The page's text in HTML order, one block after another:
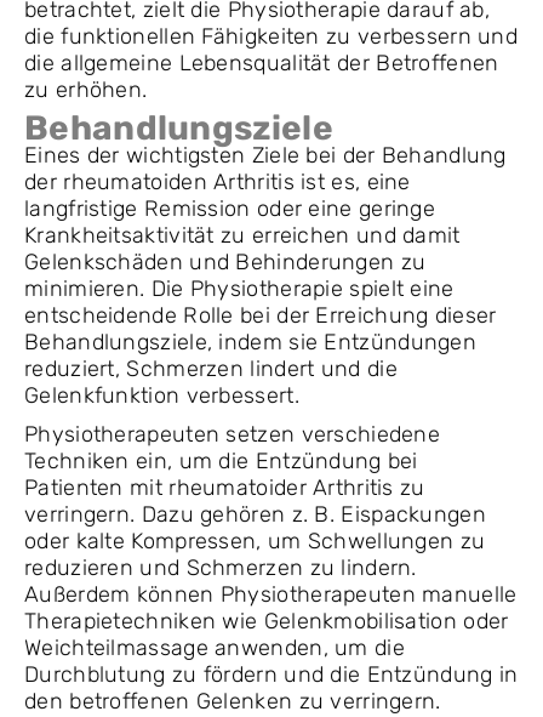
betrachtet, zielt die Physiotherapie darauf ab,
die funktionellen Fähigkeiten zu verbessern und
die allgemeine Lebensqualität der Betroffenen
zu erhöhen.
Behandlungsziele
Eines der wichtigsten Ziele bei der Behandlung
der rheumatoiden Arthritis ist es, eine
langfristige Remission oder eine geringe
Krankheitsaktivität zu erreichen und damit
Gelenkschäden und Behinderungen zu
minimieren. Die Physiotherapie spielt eine
entscheidende Rolle bei der Erreichung dieser
Behandlungsziele, indem sie Entzündungen
reduziert, Schmerzen lindert und die
Gelenkfunktion verbessert.
Physiotherapeuten setzen verschiedene
Techniken ein, um die Entzündung bei
Patienten mit rheumatoider Arthritis zu
verringern. Dazu gehören z. B. Eispackungen
oder kalte Kompressen, um Schwellungen zu
reduzieren und Schmerzen zu lindern.
Außerdem können Physiotherapeuten manuelle
Therapietechniken wie Gelenkmobilisation oder
Weichteilmassage anwenden, um die
Durchblutung zu fördern und die Entzündung in
den betroffenen Gelenken zu verringern.